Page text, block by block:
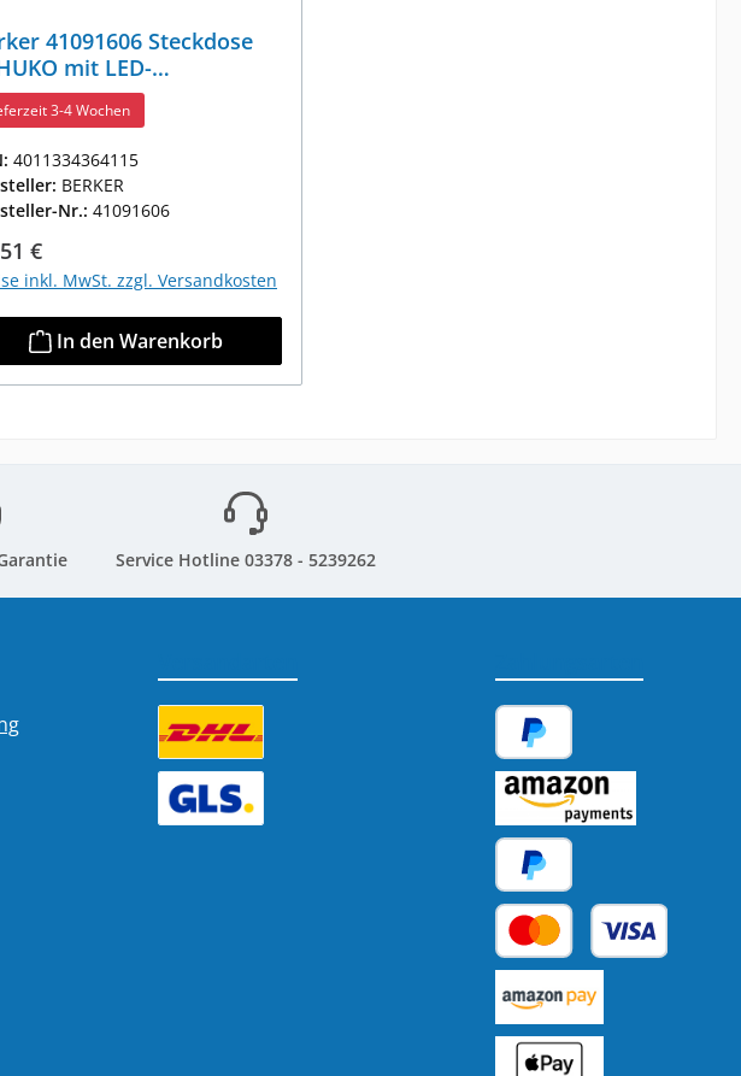
41091606 Steckdose
mit LED-
B.3/B.7
Matt
3-4 Wochen
4011334364115
BERKER
Nr.: 41091606
Preis:
€
inkl. MwSt. zzgl. Versandkosten
In den Warenkorb
Service Hotline 03378 - 5239262
Benutzerdefiniertes Bild 1 PayPal
Amazon Pay
Später Bezahlen
Kredit- oder Debitkarte
Benutzerdefiniertes Bild 1